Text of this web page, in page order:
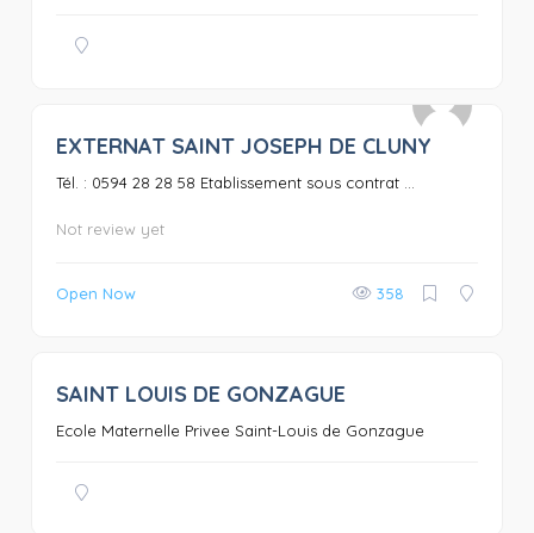
0
EXTERNAT SAINT JOSEPH DE CLUNY
Tél. : 0594 28 28 58 Etablissement sous contrat ...
Not review yet
Open Now 358
SAINT LOUIS DE GONZAGUE
Ecole Maternelle Privee Saint-Louis de Gonzague